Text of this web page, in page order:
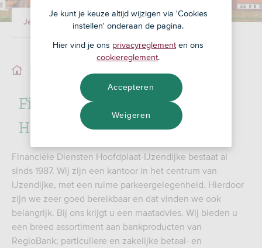
Je adviseur Ons team
Financiële Diensten
Hoofdplaat-IJzendijke
Financiële Diensten Hoofdplaat-IJzendijke bestaat al
sinds 1987. Wij zijn een kantoor in het centrum van
IJzendijke, met een ruime parkeergelegenheid. Hierdoor
zijn we zeer goed bereikbaar en dat vinden we ook
belangrijk. Bij ons krijgt u een maatadvies. Wij bieden u
een breed assortiment aan bankproducten van
RegioBank; particuliere en zakelijke betaal- en
Je kunt je keuze altijd wijzigen via 'Cookies
instellen' onderaan de pagina.
Hier vind je ons privacyreglement en ons
cookiereglement.
Weigeren
Accepteren